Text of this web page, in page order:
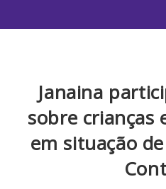
Janaina
sobre crianças
em situação